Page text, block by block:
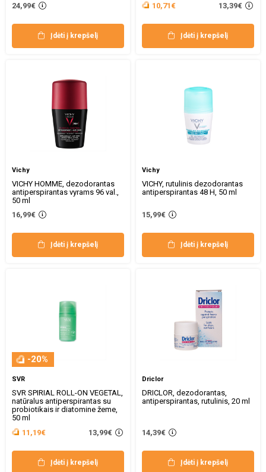
24,99€
Įdėti į krepšelį
10,71€
13,39€
Įdėti į krepšelį
Vichy
VICHY HOMME, dezodorantas
antiperspirantas vyrams 96 val.,
50 ml
16,99€
Įdėti į krepšelį
Vichy
VICHY, rutulinis dezodorantas
antiperspirantas 48 H, 50 ml
15,99€
Įdėti į krepšelį
-20%
SVR
SVR SPIRIAL ROLL-ON VEGETAL,
natūralus antiperspirantas su
probiotikais ir diatomine žeme,
50 ml
11,19€
13,99€
Įdėti į krepšelį
Driclor
DRICLOR, dezodorantas,
antiperspirantas, rutulinis, 20 ml
14,39€
Įdėti į krepšelį